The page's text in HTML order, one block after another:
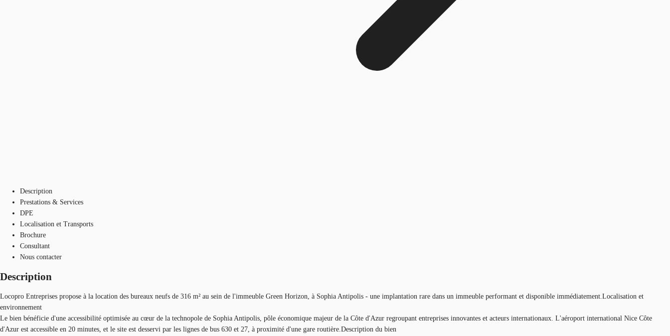
Description
Prestations & Services
DPE
Localisation et Transports
Brochure
Consultant
Nous contacter
Description
Locopro Entreprises propose à la location des bureaux neufs de 316 m² au sein de l'immeuble Green Horizon, à Sophia Antipolis - une implantation rare dans un immeuble performant et disponible immédiatement.Localisation et
environnement
Le bien bénéficie d'une accessibilité optimisée au cœur de la technopole de Sophia Antipolis, pôle économique majeur de la Côte d'Azur regroupant entreprises innovantes et acteurs internationaux. L'aéroport international Nice Côte
d'Azur est accessible en 20 minutes, et le site est desservi par les lignes de bus 630 et 27, à proximité d'une gare routière.Description du bien